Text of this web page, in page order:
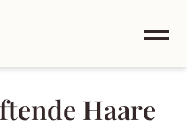
Haare